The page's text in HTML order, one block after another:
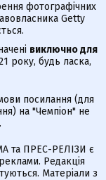
фотографічних
Getty
виключно для
року, будь ласка,
посилання (для
на "Чемпіон" не
та ПРЕС-РЕЛІЗИ є
Редакція
Матеріали з